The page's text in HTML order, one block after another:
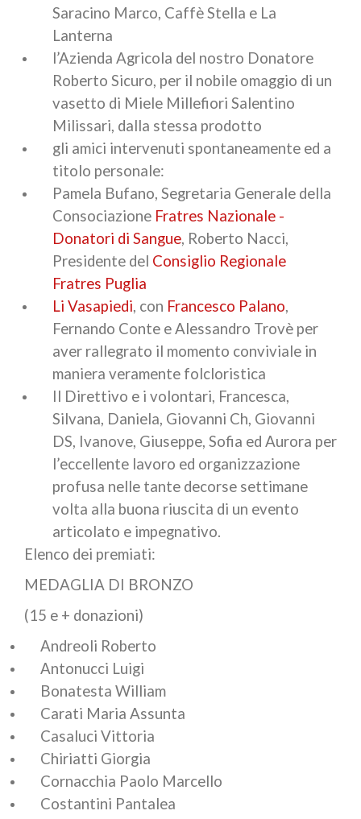
Saracino Marco, Caffè Stella e La
Lanterna
l’Azienda Agricola del nostro Donatore
Roberto Sicuro, per il nobile omaggio di un
vasetto di Miele Millefiori Salentino
Milissari, dalla stessa prodotto
gli amici intervenuti spontaneamente ed a
titolo personale:
Pamela Bufano, Segretaria Generale della
Consociazione Fratres Nazionale -
Donatori di Sangue, Roberto Nacci,
Presidente del Consiglio Regionale
Fratres Puglia
Li Vasapiedi, con Francesco Palano,
Fernando Conte e Alessandro Trovè per
aver rallegrato il momento conviviale in
maniera veramente folcloristica
Il Direttivo e i volontari, Francesca,
Silvana, Daniela, Giovanni Ch, Giovanni
DS, Ivanove, Giuseppe, Sofia ed Aurora per
l’eccellente lavoro ed organizzazione
profusa nelle tante decorse settimane
volta alla buona riuscita di un evento
articolato e impegnativo.
Elenco dei premiati:
MEDAGLIA DI BRONZO
(15 e + donazioni)
Andreoli Roberto
Antonucci Luigi
Bonatesta William
Carati Maria Assunta
Casaluci Vittoria
Chiriatti Giorgia
Cornacchia Paolo Marcello
Costantini Pantalea